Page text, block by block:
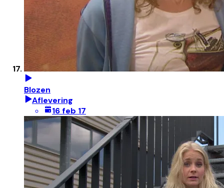
Blozen
Aflevering
16 feb 17